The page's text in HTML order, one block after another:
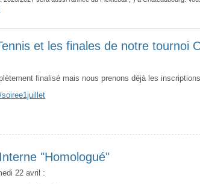
et les finales de notre tournoi
finalisé mais nous prenons déjà les
"Homologué"
22 avril :